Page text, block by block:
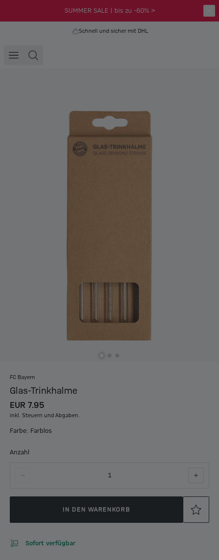
SUMMER SALE | bis zu -60% >
Schnell und sicher mit DHL
FC Bayern
Glas-Trinkhalme
EUR 7.95
inkl. Steuern und Abgaben.
Farbe: Farblos
Anzahl
1
IN DEN WARENKORB
Sofort verfügbar